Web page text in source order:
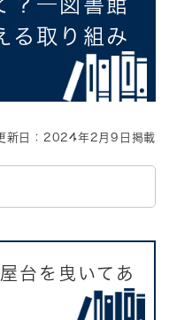
？―図書館
る取り組み
新日：2024年2月9日掲載
台を曳いてあ